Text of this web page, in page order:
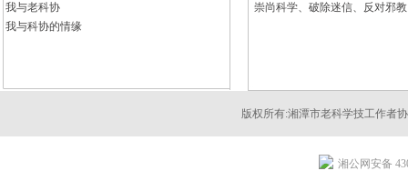
我与老科协
我与科协的情缘
崇尚科学、破除迷信、反对邪教
版权所有:湘潭市老科学技工作者
湘公网安备